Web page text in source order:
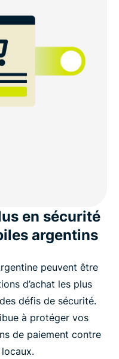
en sécurité
argentins
peuvent être
d’achat les plus
défis de sécurité.
à protéger vos
de paiement contre